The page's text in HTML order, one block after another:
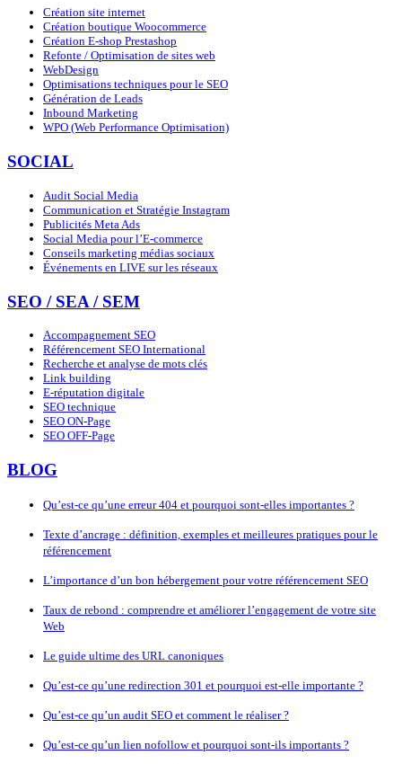
Création site internet
Création boutique Woocommerce
Création E-shop Prestashop
Refonte / Optimisation de sites web
WebDesign
Optimisations techniques pour le SEO
Génération de Leads
Inbound Marketing
WPO (Web Performance Optimisation)
SOCIAL
Audit Social Media
Communication et Stratégie Instagram
Publicités Meta Ads
Social Media pour l’E-commerce
Conseils marketing médias sociaux
Événements en LIVE sur les réseaux
SEO / SEA / SEM
Accompagnement SEO
Référencement SEO International
Recherche et analyse de mots clés
Link building
E-réputation digitale
SEO technique
SEO ON-Page
SEO OFF-Page
BLOG
Qu’est-ce qu’une erreur 404 et pourquoi sont-elles importantes ?
Texte d’ancrage : définition, exemples et meilleures pratiques pour le
référencement
L’importance d’un bon hébergement pour votre référencement SEO
Taux de rebond : comprendre et améliorer l’engagement de votre site
Web
Le guide ultime des URL canoniques
Qu’est-ce qu’une redirection 301 et pourquoi est-elle importante ?
Qu’est-ce qu’un audit SEO et comment le réaliser ?
Qu’est-ce qu’un lien nofollow et pourquoi sont-ils importants ?